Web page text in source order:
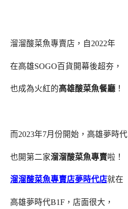
溜溜酸菜魚專賣店，自2022年
在高雄SOGO百貨開幕後超夯，
也成為火紅的高雄酸菜魚餐廳 ！
而2023年7月份開始， 高雄夢時代
也開第二家溜溜酸菜魚專賣啦！
溜溜酸菜魚專賣店夢時代店就在
高雄夢時代B1F，店面很大，